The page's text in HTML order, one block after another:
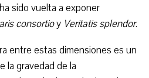
sido vuelta a exponer
consortioy Veritatis splendor.
entre estas dimensiones es un
la gravedad de la